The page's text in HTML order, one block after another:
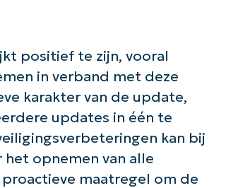
positief te zijn, vooral
in verband met deze
karakter van de update,
updates in één te
kan bij
opnemen van alle
maatregel om de